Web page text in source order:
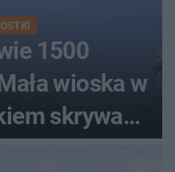
1500
wioska w
skrywa
tu nawet król